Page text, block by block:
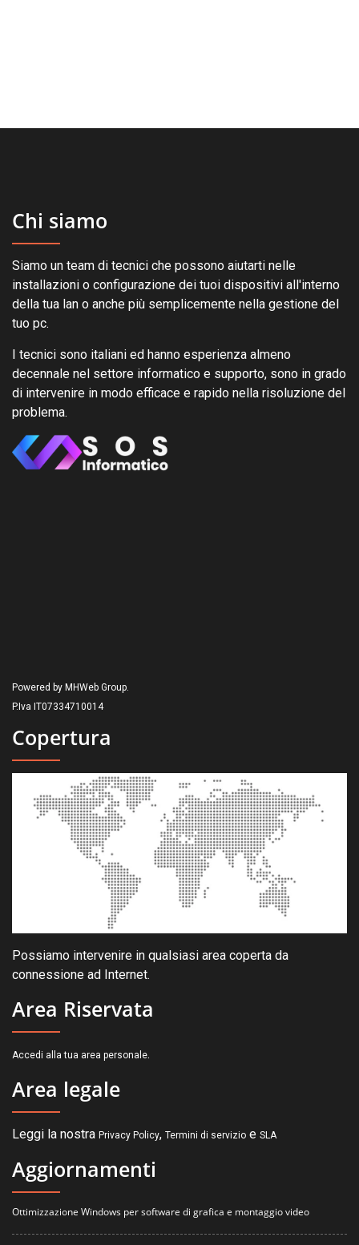
Chi siamo
Siamo un team di tecnici che possono aiutarti nelle
installazioni o configurazione dei tuoi dispositivi all'interno
della tua lan o anche più semplicemente nella gestione del
tuo pc.
I tecnici sono italiani ed hanno esperienza almeno
decennale nel settore informatico e supporto, sono in grado
di intervenire in modo efficace e rapido nella risoluzione del
problema.
Powered by MHWeb Group.
P.Iva IT07334710014
Copertura
Possiamo intervenire in qualsiasi area coperta da
connessione ad Internet.
Area Riservata
Accedi alla tua area personale.
Area legale
Leggi la nostra Privacy Policy, Termini di servizio e SLA
Aggiornamenti
Ottimizzazione Windows per software di grafica e montaggio video